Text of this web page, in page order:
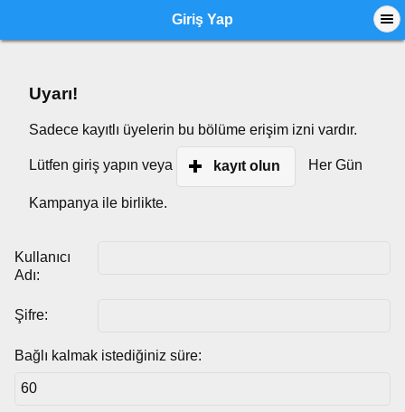
Giriş Yap
Uyarı!
Sadece kayıtlı üyelerin bu bölüme erişim izni vardır.
Lütfen giriş yapın veya kayıt olun Her Gün
Kampanya ile birlikte.
Kullanıcı
Adı:
Şifre:
Bağlı kalmak istediğiniz süre: